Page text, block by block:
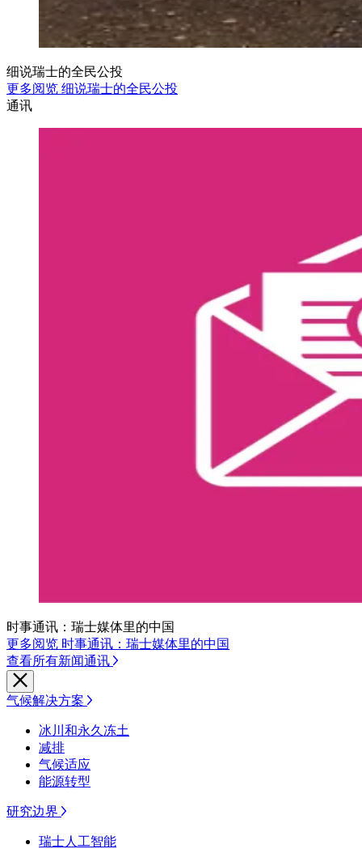
细说瑞士的全民公投
更多阅览 细说瑞士的全民公投
通讯
时事通讯：瑞士媒体里的中国
更多阅览 时事通讯：瑞士媒体里的中国
查看所有新闻通讯
气候解决方案
冰川和永久冻土
减排
气候适应
能源转型
研究边界
瑞士人工智能